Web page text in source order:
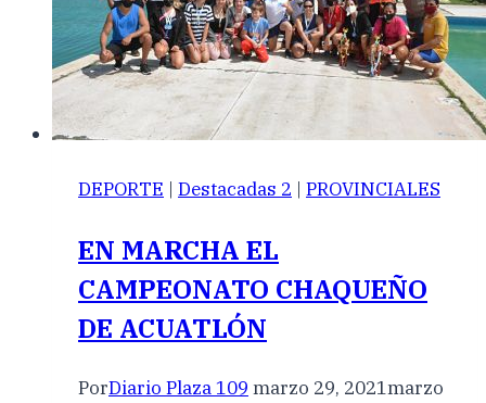
DEPORTE | Destacadas 2 | PROVINCIALES
EN MARCHA EL
CAMPEONATO CHAQUEÑO
DE ACUATLÓN
PorDiario Plaza 109 marzo 29, 2021marzo